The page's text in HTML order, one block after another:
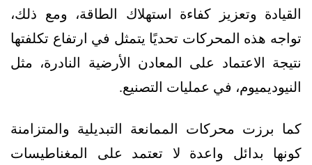
القيادة وتعزيز كفاءة استهلاك الطاقة، ومع ذلك،
تواجه هذه المحركات تحديًا يتمثل في ارتفاع تكلفتها
نتيجة الاعتماد على المعادن الأرضية النادرة، مثل
النيوديميوم، في عمليات التصنيع.
كما برزت محركات الممانعة التبديلية والمتزامنة
كونها بدائل واعدة لا تعتمد على المغناطيسات